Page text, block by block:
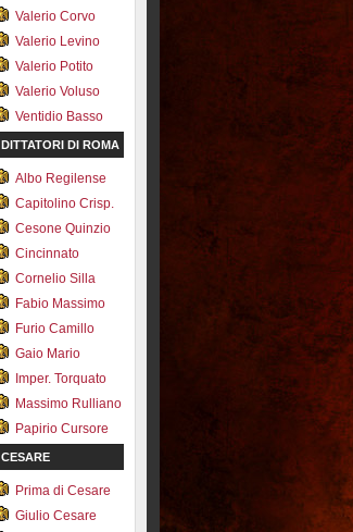
Valerio Corvo
Valerio Levino
Valerio Potito
Valerio Voluso
Ventidio Basso
DITTATORI DI ROMA
Albo Regilense
Capitolino Crisp.
Cesone Quinzio
Cincinnato
Cornelio Silla
Fabio Massimo
Furio Camillo
Gaio Mario
Imper. Torquato
Massimo Rulliano
Papirio Cursore
CESARE
Prima di Cesare
Giulio Cesare